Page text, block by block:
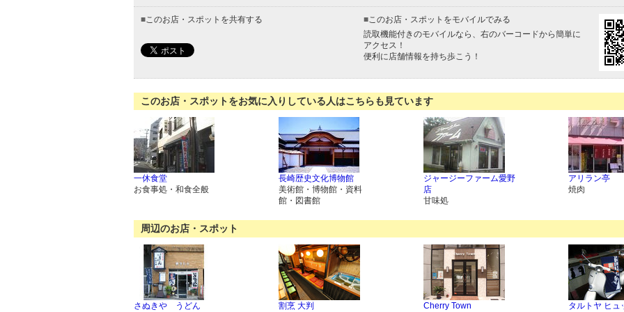
■このお店・スポットを共有する ■このお店・スポットをモバイルでみる
読取機能付きのモバイルなら、右のバーコードから簡単に
アクセス！
便利に店舗情報を持ち歩こう！
このお店・スポットをお気に入りしている人はこちらも見ています
一休食堂
お食事処・和食全般
長崎歴史文化博物館
美術館・博物館・資料
館・図書館
ジャージーファーム愛野
店
甘味処
アリラン亭
焼肉
周辺のお店・スポット
さぬきや うどん 割烹 大判 Cherry Town タルトヤ ヒュ